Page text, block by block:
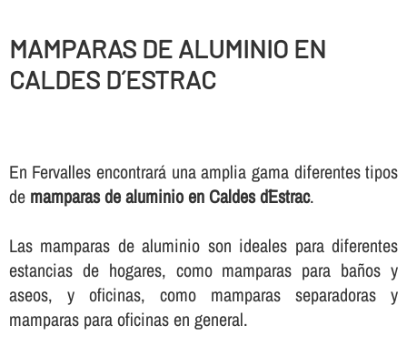
MAMPARAS DE ALUMINIO EN
CALDES D´ESTRAC
En Fervalles encontrará una amplia gama diferentes tipos
de mamparas de aluminio en Caldes d´Estrac.
Las mamparas de aluminio son ideales para diferentes
estancias de hogares, como mamparas para baños y
aseos, y oficinas, como mamparas separadoras y
mamparas para oficinas en general.